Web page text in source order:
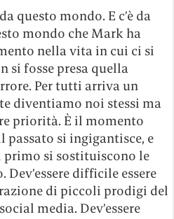
questo mondo. E c’è da
mondo che Mark ha
nella vita in cui ci si
si fosse presa quella
Per tutti arriva un
diventiamo noi stessi ma
priorità. È il momento
si ingigantisce, e
primo si sostituiscono le
difficile essere
di piccoli prodigi del
media. Dev’essere